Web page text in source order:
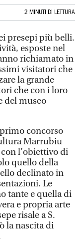
2 MINUTI DI LETTURA
presepi più belli.
esposte nel
richiamato in
visitatori che
la grande
che con i loro
del museo
concorso
Marrubiu
l’obiettivo di
quello della
declinato in
Le
tante e quella di
e propria arte
risale a S.
la nascita di